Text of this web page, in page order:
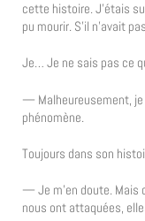
cette histoire. J’étais
pu mourir. S’il n’avait
Je… Je ne sais pas ce
— Malheureusement, je
phénomène.
Toujours dans son
— Je m’en doute. Mais
nous ont attaquées,